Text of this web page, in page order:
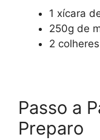
1 xícara
250g de
2
Passo a
Preparo